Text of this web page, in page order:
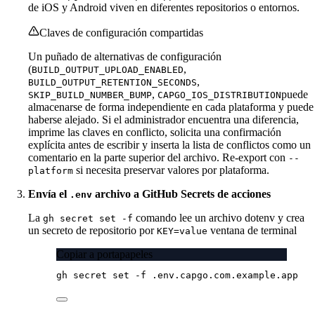
de iOS y Android viven en diferentes repositorios o entornos.
Claves de configuración compartidas
Un puñado de alternativas de configuración
(BUILD_OUTPUT_UPLOAD_ENABLED,
BUILD_OUTPUT_RETENTION_SECONDS,
SKIP_BUILD_NUMBER_BUMP, CAPGO_IOS_DISTRIBUTIONpuede
almacenarse de forma independiente en cada plataforma y puede
haberse alejado. Si el administrador encuentra una diferencia,
imprime las claves en conflicto, solicita una confirmación
explícita antes de escribir y inserta la lista de conflictos como un
comentario en la parte superior del archivo. Re-export con --
platform si necesita preservar valores por plataforma.
Envía el .env archivo a GitHub Secrets de acciones
La gh secret set -f comando lee un archivo dotenv y crea
un secreto de repositorio por KEY=value ventana de terminal
Copiar a portapapeles
gh secret set -f .env.capgo.com.example.app